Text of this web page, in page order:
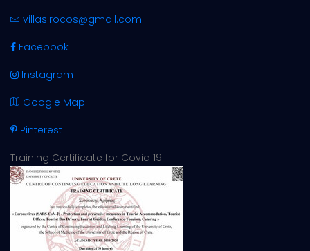
villasirocos@gmail.com
Facebook
Instagram
Google Map
Pinterest
Training Certificate for Covid 19